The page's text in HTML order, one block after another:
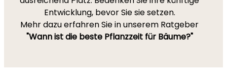
Entwicklung, bevor Sie sie setzen.
Mehr dazu erfahren Sie in unserem Ratgeber
"Wann ist die beste Pflanzzeit für Bäume?"